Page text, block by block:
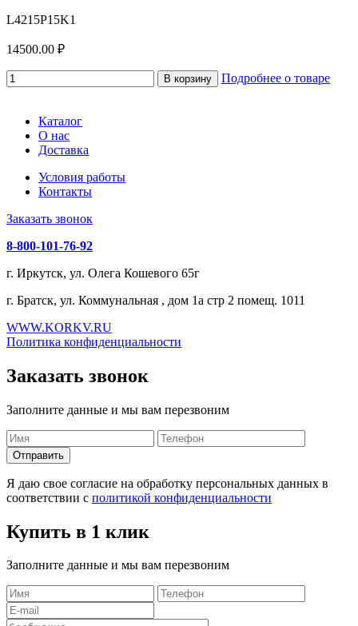
L4215P15K1
14500.00 ₽
В корзину Подробнее о товаре
Каталог
О нас
Доставка
Условия работы
Контакты
Заказать звонок
8-800-101-76-92
г. Иркутск, ул. Олега Кошевого 65г
г. Братск, ул. Коммунальная , дом 1а стр 2 помещ. 1011
WWW.KORKV.RU
Политика конфиденциальности
Заказать звонок
Заполните данные и мы вам перезвоним
Я даю свое согласие на обработку персональных данных в
соответствии с политикой конфиденциальности
Купить в 1 клик
Заполните данные и мы вам перезвоним